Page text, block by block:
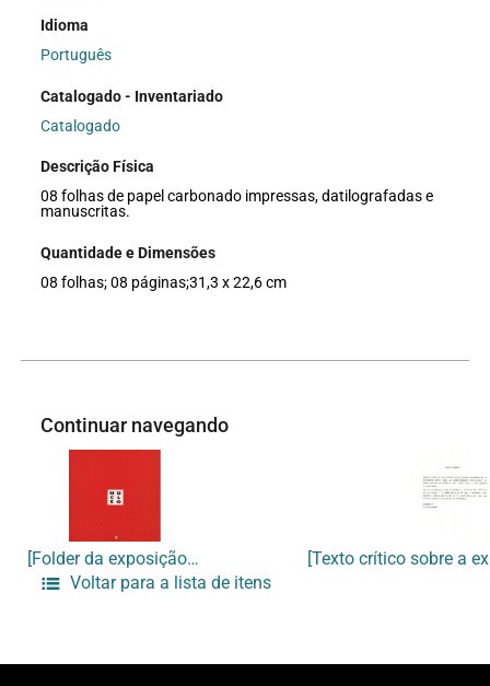
Idioma
Português
Catalogado - Inventariado
Catalogado
Descrição Física
08 folhas de papel carbonado impressas, datilografadas e
manuscritas.
Quantidade e Dimensões
08 folhas; 08 páginas;31,3 x 22,6 cm
Continuar navegando
[Folder da exposição “Núcleo”]
Voltar para a lista de itens